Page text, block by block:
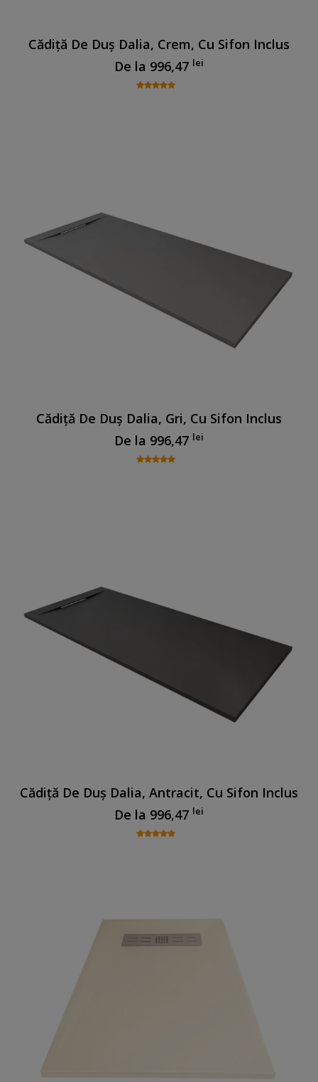
Cădiță De Duș Dalia, Crem, Cu Sifon Inclus
De la 996,47 lei
Cădiță De Duș Dalia, Gri, Cu Sifon Inclus
De la 996,47 lei
Cădiță De Duș Dalia, Antracit, Cu Sifon Inclus
De la 996,47 lei